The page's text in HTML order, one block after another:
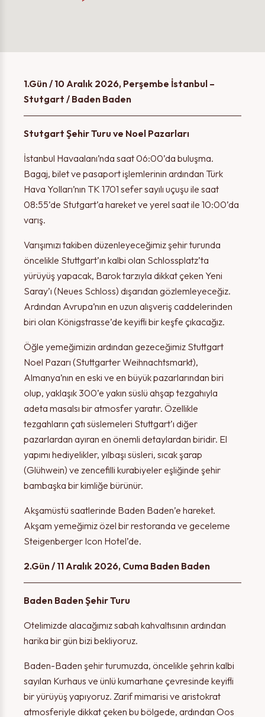
1.Gün / 10 Aralık 2026, Perşembe İstanbul –
Stutgart / Baden Baden
Stutgart Şehir Turu ve Noel Pazarları
İstanbul Havaalanı’nda saat 06:00’da buluşma.
Bagaj, bilet ve pasaport işlemlerinin ardından Türk
Hava Yolları’nın TK 1701 sefer sayılı uçuşu ile saat
08:55’de Stutgart’a hareket ve yerel saat ile 10:00’da
varış.
Varışımızı takiben düzenleyeceğimiz şehir turunda
öncelikle Stuttgart’ın kalbi olan Schlossplatz’ta
yürüyüş yapacak, Barok tarzıyla dikkat çeken Yeni
Saray’ı (Neues Schloss) dışarıdan gözlemleyeceğiz.
Ardından Avrupa’nın en uzun alışveriş caddelerinden
biri olan Königstrasse’de keyifli bir keşfe çıkacağız.
Öğle yemeğimizin ardından gezeceğimiz Stuttgart
Noel Pazarı (Stuttgarter Weihnachtsmarkt),
Almanya’nın en eski ve en büyük pazarlarından biri
olup, yaklaşık 300’e yakın süslü ahşap tezgahıyla
adeta masalsı bir atmosfer yaratır. Özellikle
tezgahların çatı süslemeleri Stuttgart’ı diğer
pazarlardan ayıran en önemli detaylardan biridir. El
yapımı hediyelikler, yılbaşı süsleri, sıcak şarap
(Glühwein) ve zencefilli kurabiyeler eşliğinde şehir
bambaşka bir kimliğe bürünür.
Akşamüstü saatlerinde Baden Baden’e hareket.
Akşam yemeğimiz özel bir restoranda ve geceleme
Steigenberger Icon Hotel’de.
2.Gün / 11 Aralık 2026, Cuma Baden Baden
Baden Baden Şehir Turu
Otelimizde alacağımız sabah kahvaltısının ardından
harika bir gün bizi bekliyoruz.
Baden-Baden şehir turumuzda, öncelikle şehrin kalbi
sayılan Kurhaus ve ünlü kumarhane çevresinde keyifli
bir yürüyüş yapıyoruz. Zarif mimarisi ve aristokrat
atmosferiyle dikkat çeken bu bölgede, ardından Oos